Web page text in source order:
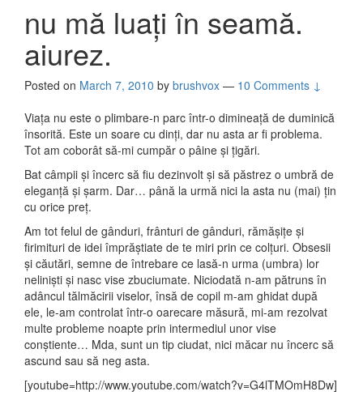
nu mă luați în seamă.
aiurez.
Posted on March 7, 2010 by brushvox — 10 Comments ↓
Viața nu este o plimbare-n parc într-o dimineață de duminică
însorită. Este un soare cu dinți, dar nu asta ar fi problema.
Tot am coborât să-mi cumpăr o pâine și țigări.
Bat câmpii și încerc să fiu dezinvolt și să păstrez o umbră de
eleganță și șarm. Dar… până la urmă nici la asta nu (mai) țin
cu orice preț.
Am tot felul de gânduri, frânturi de gânduri, rămășițe și
firimituri de idei împrăștiate de te miri prin ce colțuri. Obsesii
și căutări, semne de întrebare ce lasă-n urma (umbra) lor
neliniști și nasc vise zbuciumate. Niciodată n-am pătruns în
adâncul tălmăcirii viselor, însă de copil m-am ghidat după
ele, le-am controlat într-o oarecare măsură, mi-am rezolvat
multe probleme noapte prin intermediul unor vise
conștiente… Mda, sunt un tip ciudat, nici măcar nu încerc să
ascund sau să neg asta.
[youtube=http://www.youtube.com/watch?v=G4lTMOmH8Dw]